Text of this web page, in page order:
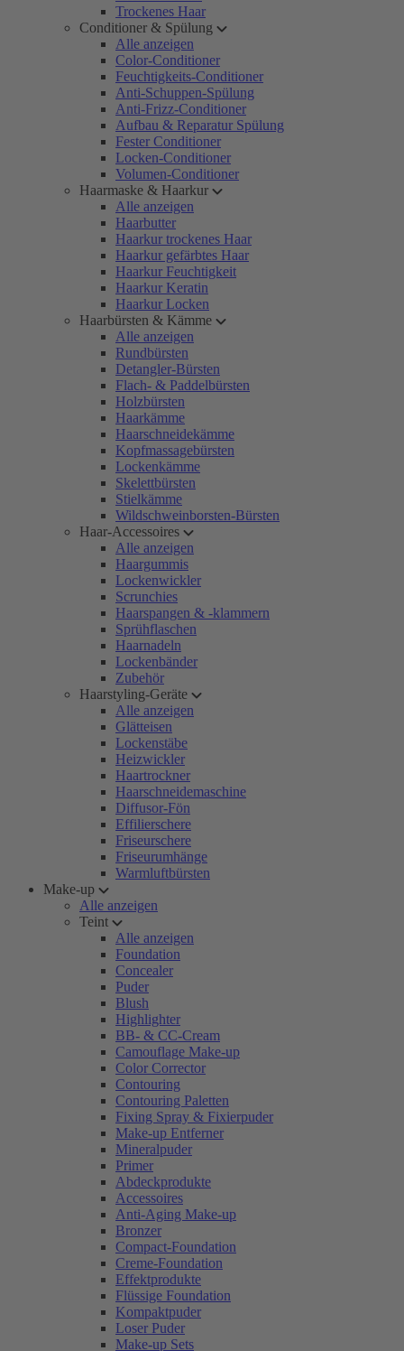
Trockenes Haar
Conditioner & Spülung
Alle anzeigen
Color-Conditioner
Feuchtigkeits-Conditioner
Anti-Schuppen-Spülung
Anti-Frizz-Conditioner
Aufbau & Reparatur Spülung
Fester Conditioner
Locken-Conditioner
Volumen-Conditioner
Haarmaske & Haarkur
Alle anzeigen
Haarbutter
Haarkur trockenes Haar
Haarkur gefärbtes Haar
Haarkur Feuchtigkeit
Haarkur Keratin
Haarkur Locken
Haarbürsten & Kämme
Alle anzeigen
Rundbürsten
Detangler-Bürsten
Flach- & Paddelbürsten
Holzbürsten
Haarkämme
Haarschneidekämme
Kopfmassagebürsten
Lockenkämme
Skelettbürsten
Stielkämme
Wildschweinborsten-Bürsten
Haar-Accessoires
Alle anzeigen
Haargummis
Lockenwickler
Scrunchies
Haarspangen & -klammern
Sprühflaschen
Haarnadeln
Lockenbänder
Zubehör
Haarstyling-Geräte
Alle anzeigen
Glätteisen
Lockenstäbe
Heizwickler
Haartrockner
Haarschneidemaschine
Diffusor-Fön
Effilierschere
Friseurschere
Friseurumhänge
Warmluftbürsten
Make-up
Alle anzeigen
Teint
Alle anzeigen
Foundation
Concealer
Puder
Blush
Highlighter
BB- & CC-Cream
Camouflage Make-up
Color Corrector
Contouring
Contouring Paletten
Fixing Spray & Fixierpuder
Make-up Entferner
Mineralpuder
Primer
Abdeckprodukte
Accessoires
Anti-Aging Make-up
Bronzer
Compact-Foundation
Creme-Foundation
Effektprodukte
Flüssige Foundation
Kompaktpuder
Loser Puder
Make-up Sets